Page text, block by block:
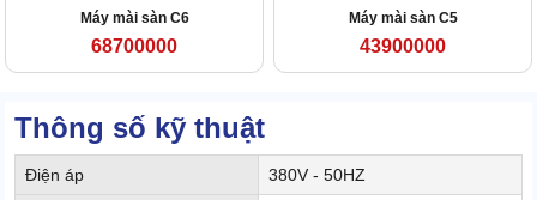
Máy mài sàn C6
68700000
Máy mài sàn C5
43900000
Thông số kỹ thuật
Điện áp 380V - 50HZ